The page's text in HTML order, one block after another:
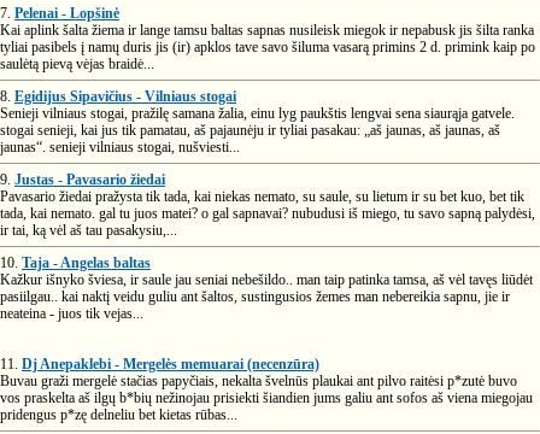
7. Pelenai - Lopšinė
Kai aplink šalta žiema ir lange tamsu baltas sapnas nusileisk miegok ir nepabusk jis šilta ranka
tyliai pasibels į namų duris jis (ir) apklos tave savo šiluma vasarą primins 2 d. primink kaip po
saulėtą pievą vėjas braidė...
8. Egidijus Sipavičius - Vilniaus stogai
Senieji vilniaus stogai, pražilę samana žalia, einu lyg paukštis lengvai sena siaurąja gatvele.
stogai senieji, kai jus tik pamatau, aš pajaunėju ir tyliai pasakau: „aš jaunas, aš jaunas, aš
jaunas“. senieji vilniaus stogai, nušviesti...
9. Justas - Pavasario žiedai
Pavasario žiedai pražysta tik tada, kai niekas nemato, su saule, su lietum ir su bet kuo, bet tik
tada, kai nemato. gal tu juos matei? o gal sapnavai? nubudusi iš miego, tu savo sapną palydėsi,
ir tai, ką vėl aš tau pasakysiu,...
10. Taja - Angelas baltas
Kažkur išnyko šviesa, ir saule jau seniai nebešildo.. man taip patinka tamsa, aš vėl tavęs liūdėt
pasiilgau.. kai naktį veidu guliu ant šaltos, sustingusios žemes man nebereikia sapnu, jie ir
neateina - juos tik vejas...
11. Dj Anepaklebi - Mergelės memuarai (necenzūra)
Buvau graži mergelė stačias papyčiais, nekalta švelnūs plaukai ant pilvo raitėsi p*zutė buvo
vos praskelta aš ilgų b*bių nežinojau prisiekti šiandien jums galiu ant sofos aš viena miegojau
pridengus p*zę delneliu bet kietas rūbas...